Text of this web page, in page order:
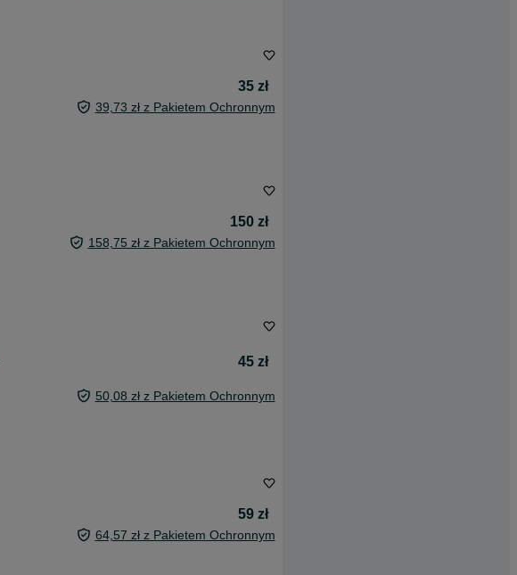
35 zł
39,73 zł z Pakietem Ochronnym
150 zł
158,75 zł z Pakietem Ochronnym
45 zł
50,08 zł z Pakietem Ochronnym
59 zł
64,57 zł z Pakietem Ochronnym